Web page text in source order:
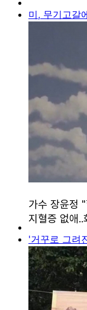
미, 무기고갈
'거꾸로 그려